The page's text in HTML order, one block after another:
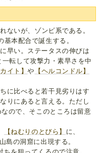
ないが、ゾンビ系である。
本配合で誕生する。
早い。ステータスの伸びは
転して攻撃力・素早さを中
カイト】や 【ヘルコンドル】
に比べると若干見劣りはす
りにあると言える。ただし
ので、そこのところは留意
【ねむりのとびら】 に、
島の洞窟に出現する。